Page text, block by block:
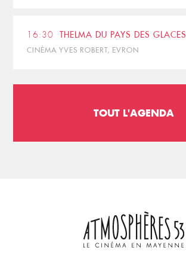
16:30 THELMA DU PAYS DES GLACES
CINÉMA YVES ROBERT, EVRON
TOUT L'AGENDA